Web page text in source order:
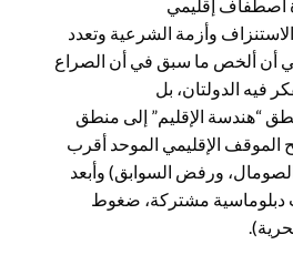
اصطفاف إقليمي
وأزمة الشرعية وتعدد
أن ألخص ما سبق في أن الصراع
فيه الدولتان، بل
“هندسة الإقليم” إلى منطق
الموقف الإقليمي الموحد أقرب
الصومال، ورفض السوابق) وأبعد
مشتركة، ضغوط